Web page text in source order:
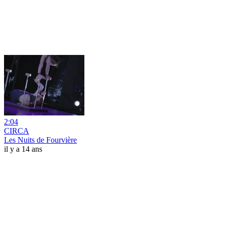
2:04
CIRCA
Les Nuits de Fourvière
il y a 14 ans